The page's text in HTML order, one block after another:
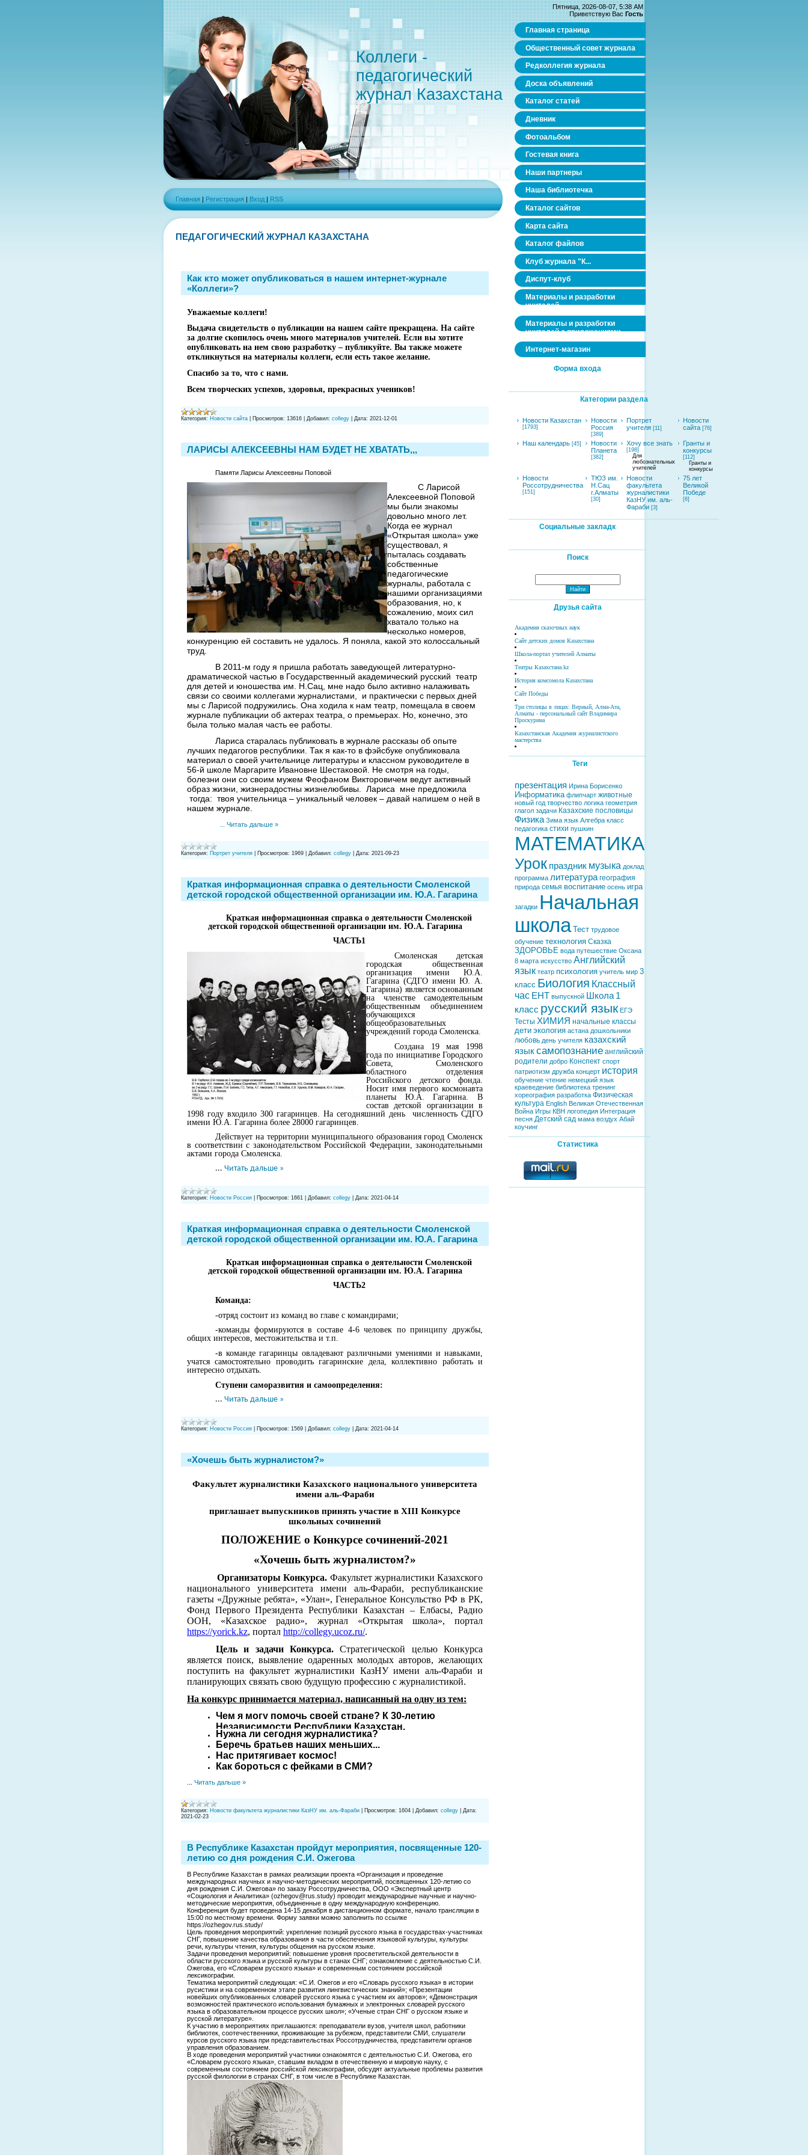
Коллеги -
педагогический
журнал Казахстана
Главная | Регистрация | Вход | RSS
ПЕДАГОГИЧЕСКИЙ ЖУРНАЛ КАЗАХСТАНА
Как кто может опубликоваться в нашем интернет-журнале
«Коллеги»?
Уважаемые коллеги!
Выдача свидетельств о публикации на нашем сайте прекращена. На сайте
за долгие скопилось очень много материалов учителей. Если вы хотите
опубликовать на нем свою разработку – публикуйте. Вы также можете
откликнуться на материалы коллеги, если есть такое желание.
Спасибо за то, что с нами.
Всем творческих успехов, здоровья, прекрасных учеников!
Категория: Новости сайта Просмотров: 13616 Добавил: collegy Дата: 2021-12-01
ЛАРИСЫ АЛЕКСЕЕВНЫ НАМ БУДЕТ НЕ ХВАТАТЬ,,,
Памяти Ларисы Алексеевны Поповой
С Ларисой
Алексеевной Поповой
мы были знакомы
довольно много лет.
Когда ее журнал
«Открытая школа» уже
существовал, я
пыталась создавать
собственные
педагогические
журналы, работала с
нашими организациями
образования, но, к
сожалению, моих сил
хватало только на
несколько номеров,
конкуренцию ей составить не удалось. Я поняла, какой это колоссальный
труд.
В 2011-м году я пришла работать заведующей литературно-
драматической частью в Государственный академический русский театр
для детей и юношества им. Н.Сац, мне надо было активно налаживать
связи со своими коллегами журналистами, и практически с первых дней
мы с Ларисой подружились. Она ходила к нам театр, помещала в своем
журнале публикации об актерах театра, о премьерах. Но, конечно, это
была только малая часть ее работы.
Лариса старалась публиковать в журнале рассказы об опыте
лучших педагогов республики. Так я как-то в фэйсбуке опубликовала
материал о своей учительнице литературы и классном руководителе в
56-й школе Маргарите Ивановне Шестаковой. Не смотря на годы,
болезни они со своим мужем Феофаном Викторовичем ведут активный
образ жизни, жизнерадостны жизнелюбивы. Лариса мне предложила
тогда: твоя учительница – уникальный человек – давай напишем о ней в
нашем журнале.
...Читать дальше »
Категория: Портрет учителя Просмотров: 1969 Добавил: collegy Дата: 2021-09-23
Краткая информационная справка о деятельности Смоленской
детской городской общественной организации им. Ю.А. Гагарина
Краткая информационная справка о деятельности Смоленской
детской городской общественной организации им. Ю.А. Гагарина
ЧАСТЬ1
Смоленская детская
городская общественная
организация имени Ю.А.
Гагарина (СДГО имени Ю. А.
Гагарина) является основанным
на членстве самодеятельным
общественным объединением
обучающихся
общеобразовательных
учреждений города Смоленска.
Создана 19 мая 1998
года по инициативе Городского
Совета, Смоленского
областного отделения
Российского детского фонда.
Носит имя первого космонавта
планеты Ю.А. Гагарина. В
состав детской организации в
1998 году входило 300 гагаринцев. На сегодняшний день численность СДГО
имени Ю.А. Гагарина более 28000 гагаринцев.
Действует на территории муниципального образования город Смоленск
в соответствии с законодательством Российской Федерации, законодательными
актами города Смоленска.
...Читать дальше »
Категория: Новости Россия Просмотров: 1661 Добавил: collegy Дата: 2021-04-14
Краткая информационная справка о деятельности Смоленской
детской городской общественной организации им. Ю.А. Гагарина
Краткая информационная справка о деятельности Смоленской
детской городской общественной организации им. Ю.А. Гагарина
ЧАСТЬ2
Команда:
-отряд состоит из команд во главе с командирами;
-команды формируются в составе 4-6 человек по принципу дружбы,
общих интересов, местожительства и т.п.
-в команде гагаринцы овладевают различными умениями и навыками,
учатся самостоятельно проводить гагаринские дела, коллективно работать и
интересно отдыхать.
Ступени саморазвития и самоопределения:
...Читать дальше »
Категория: Новости Россия Просмотров: 1569 Добавил: collegy Дата: 2021-04-14
«Хочешь быть журналистом?»
Факультет журналистики Казахского национального университета
имени аль-Фараби
приглашает выпускников принять участие в ХIII Конкурсе
школьных сочинений
ПОЛОЖЕНИЕ о Конкурсе сочинений-2021
«Хочешь быть журналистом?»
Организаторы Конкурса. Факультет журналистики Казахского
национального университета имени аль-Фараби, республиканские
газеты «Дружные ребята», «Улан», Генеральное Консульство РФ в РК,
Фонд Первого Президента Республики Казахстан – Елбасы, Радио
ООН, «Казахское радио», журнал «Открытая школа», портал
https://yorick.kz, портал http://collegy.ucoz.ru/.
Цель и задачи Конкурса.Стратегической целью Конкурса
является поиск, выявление одаренных молодых авторов, желающих
поступить на факультет журналистики КазНУ имени аль-Фараби и
планирующих связать свою будущую профессию с журналистикой.
На конкурс принимается материал, написанный на одну из тем:
Чем я могу помочь своей стране? К 30-летию
Независимости Республики Казахстан.
Нужна ли сегодня журналистика?
Беречь братьев наших меньших...
Нас притягивает космос!
Как бороться с фейками в СМИ?
Читать дальше »
Категория: Новости факультета журналистики КазНУ им. аль-Фараби Просмотров: 1604 Добавил: collegy
Дата:
2021-02-23
В Республике Казахстан пройдут мероприятия, посвященные 120-
летию со дня рождения С.И. Ожегова
В Республике Казахстан в рамках реализации проекта «Организация и проведение
международных научных и научно-методических мероприятий, посвященных 120-летию со
дня рождения С.И. Ожегова» по заказу Россотрудничества, ООО «Экспертный центр
«Социология и Аналитика» (ozhegov@rus.study) проводит международные научные и научно-
методические мероприятия, объединенные в одну международную конференцию.
Конференция будет проведена 14-15 декабря в дистанционном формате, начало трансляции в
15:00 по местному времени. Форму заявки можно заполнить по ссылке
https://ozhegov.rus.study/
Цель проведения мероприятий: укрепление позиций русского языка в государствах-участниках
СНГ, повышение качества образования в части обеспечения языковой культуры, культуры
речи, культуры чтения, культуры общения на русском языке.
Задачи проведения мероприятий: повышение уровня просветительской деятельности в
области русского языка и русской культуры в станах СНГ; ознакомление с деятельностью С.И.
Ожегова, его «Словарем русского языка» и современным состоянием российской
лексикографии.
Тематика мероприятий следующая: «С.И. Ожегов и его «Словарь русского языка» в истории
русистики и на современном этапе развития лингвистических знаний»; «Презентации
новейших опубликованных словарей русского языка с участием их авторов»; «Демонстрация
возможностей практического использования бумажных и электронных словарей русского
языка в образовательном процессе русских школ»; «Ученые стран СНГ о русском языке и
русской литературе».
К участию в мероприятиях приглашаются: преподаватели вузов, учителя школ, работники
библиотек, соотечественники, проживающие за рубежом, представители СМИ, слушатели
курсов русского языка при представительствах Россотрудничества, представители органов
управления образованием.
В ходе проведения мероприятий участники ознакомятся с деятельностью С.И. Ожегова, его
«Словарем русского языка», ставшим вкладом в отечественную и мировую науку, с
современным состоянием российской лексикографии, обсудят актуальные проблемы развития
русской филологии в странах СНГ, в том числе в Республике Казахстан.
Пятница, 2026-08-07, 5:38 AM
Приветствую Вас Гость
Главная страница
Общественный совет журнала
Редколлегия журнала
Доска объявлений
Каталог статей
Дневник
Фотоальбом
Гостевая книга
Наши партнеры
Наша библиотечка
Каталог сайтов
Карта сайта
Каталог файлов
Клуб журнала "К...
Диспут-клуб
Материалы и разработки
учителей
Материалы и разработки
учителей с приложениями
Интернет-магазин
Форма входа
Категории раздела
Новости Казахстан
[1793]
Новости
Россия
[389]
Портрет
учителя [11]
Новости
сайта [76]
Наш календарь [45]
Новости
Планета
[382]
Хочу все знать
[198]
Для
любознательных
учителей
Гранты и
конкурсы
[112]
Гранты и
конкурсы
Новости
Россотрудничества
[151]
ТЮЗ им.
Н.Сац
г.Алматы
[30]
Новости
факультета
журналистики
КазНУ им. аль-
Фараби [3]
75 лет
Великой
Победе
[6]
Социальные закладк
Поиск
Друзья сайта
Академия сказочных наук
Сайт детских домов Казахстана
Школа-портал учителей Алматы
Театры Казахстана.kz
История комсомола Казахстана
Сайт Победы
Три столицы в лицах: Верный, Алма-Ата,
Алматы - персональный сайт Владимира
Проскурина
Казахстанская Академия журналистского
мастерства
Теги
презентация Ирина Борисенко
Информатика флипчарт животные
новый год творчество логика геометрия
глагол задачи Казахские пословицы
Физика Зима язык Алгебра класс
педагогика стихи пушкин
МАТЕМАТИКА
Урок праздник музыка доклад
программа литература география
природа семья воспитание осень игра
загадки Начальная
школа Тест трудовое
обучение технология Сказка
ЗДОРОВЬЕ вода путешествие Оксана
8 марта искусство Английский
язык театр психология учитель мир 3
класс Биология Классный
час ЕНТ выпускной Школа 1
класс русский язык ЕГЭ
Тесты ХИМИЯ начальные классы
дети экология астана дошкольники
любовь день учителя казахский
языксамопознание английский
родители добро Конспект спорт
патриотизм дружба концерт история
обучение чтение немецкий язык
краеведение библиотека тренинг
хореография разработка Физическая
культура English Великая Отечественная
Война Игры КВН логопедия Интеграция
песня Детский сад мама воздух Абай
коучинг
Статистика